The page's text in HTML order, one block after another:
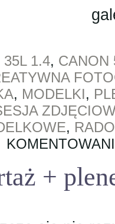
35L 1.4, CANON
, MODELKI,
,
+